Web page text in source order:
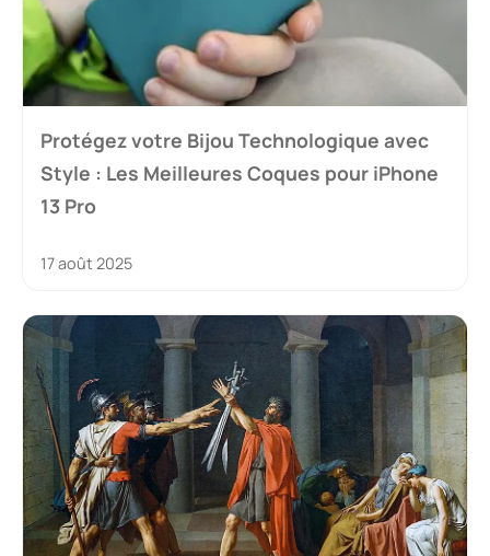
Protégez votre Bijou Technologique avec
Style : Les Meilleures Coques pour iPhone
13 Pro
17 août 2025